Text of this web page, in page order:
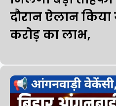
दौरान ऐलान
करोड़ का लाभ,